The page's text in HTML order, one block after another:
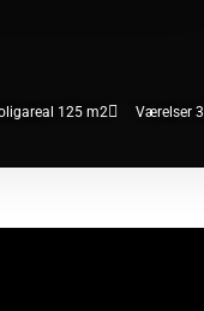
125 m2 Værelser 3